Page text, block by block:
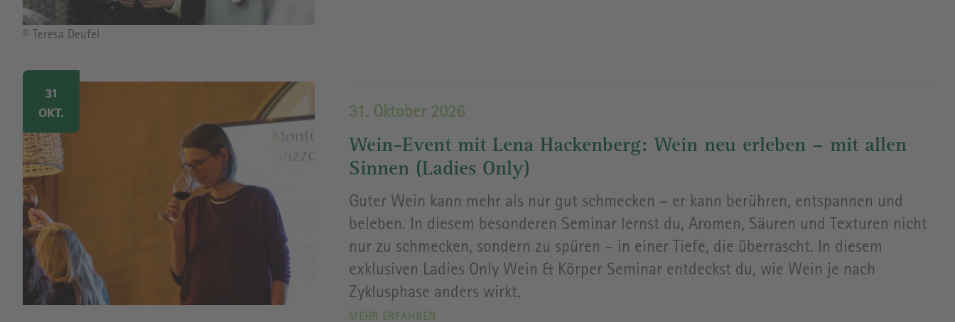
Bildrechte
© Teresa Deufel
Image
31. Oktober 2026
Wein-Event mit Lena Hackenberg: Wein neu erleben – mit allen
Sinnen (Ladies Only)
Guter Wein kann mehr als nur gut schmecken – er kann berühren, entspannen und
beleben. In diesem besonderen Seminar lernst du, Aromen, Säuren und Texturen nicht
nur zu schmecken, sondern zu spüren – in einer Tiefe, die überrascht. In diesem
exklusiven Ladies Only Wein & Körper Seminar entdeckst du, wie Wein je nach
Zyklusphase anders wirkt.
MEHR ERFAHREN
31
OKT.